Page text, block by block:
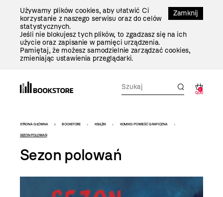
Zamknij
Używamy plików cookies, aby ułatwić Ci
korzystanie z naszego serwisu oraz do celów
statystycznych.
Jeśli nie blokujesz tych plików, to zgadzasz się na ich
użycie oraz zapisanie w pamięci urządzenia.
Pamiętaj, że możesz samodzielnie zarządzać cookies,
zmieniając ustawienia przeglądarki.
0
0,00
Bookstore
-
szablon
STRONA GŁÓWNA BOOKSTORE KSIĄŻKI KOMIKS I POWIEŚĆ GRAFICZNA
SEZON POLOWAŃ
Sezon polowań